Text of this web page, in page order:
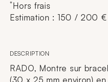
*Hors frais
Estimation : 150 / 200 €
DESCRIPTION
RADO, Montre sur
(30 x 25 mm environ)